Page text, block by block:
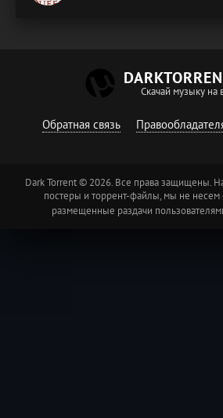
Скачай музыку на
Обратная связь
Dark Torrent © 2026. Все права защищены.
постеры и торрент-файлы, мы не несем
размещенные раздачи